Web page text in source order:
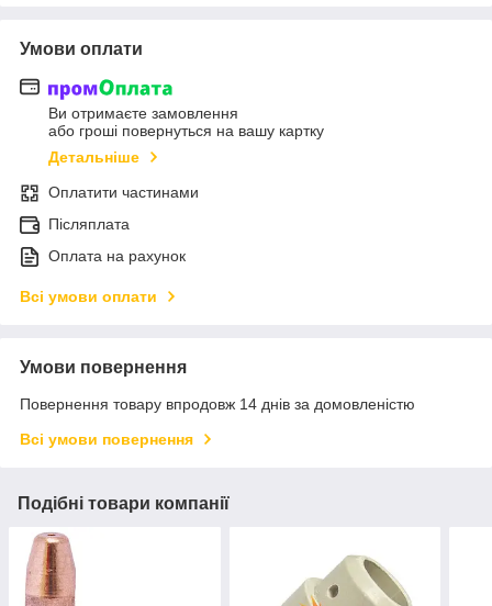
Умови оплати
Ви отримаєте замовлення
або гроші повернуться на вашу картку
Детальніше
Оплатити частинами
Післяплата
Оплата на рахунок
Всі умови оплати
Умови повернення
Повернення товару впродовж 14 днів за домовленістю
Всі умови повернення
Подібні товари компанії